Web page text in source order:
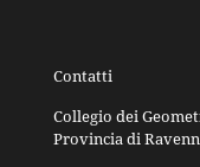
Contatti
Collegio dei
Provincia di